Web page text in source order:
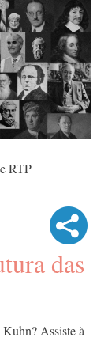
RTP
das
Assiste à